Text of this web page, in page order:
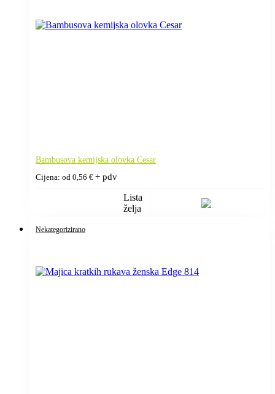
Bambusova kemijska olovka Cesar
Cijena: od 0,56 € + pdv
Lista
želja
Nekategorizirano